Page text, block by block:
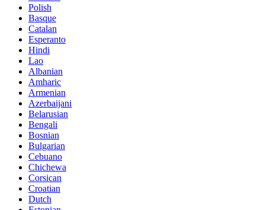
Polish
Basque
Catalan
Esperanto
Hindi
Lao
Albanian
Amharic
Armenian
Azerbaijani
Belarusian
Bengali
Bosnian
Bulgarian
Cebuano
Chichewa
Corsican
Croatian
Dutch